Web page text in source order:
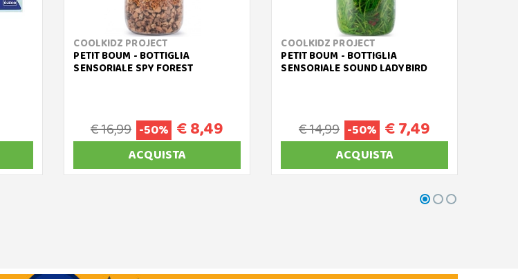
COOLKIDZ PROJECT
PETIT BOUM - BOTTIGLIA
SENSORIALE SPY FOREST
€ 16,99 -50% € 8,49
ACQUISTA
COOLKIDZ PROJECT
PETIT BOUM - BOTTIGLIA
SENSORIALE SOUND LADYBIRD
€ 14,99 -50% € 7,49
ACQUISTA